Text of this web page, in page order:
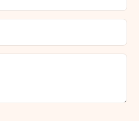
toimitus. Haluatko tietää, mikä
Ota yhteyttä asiakaspalveluun.
iDeal, Paypal, luottokortti,